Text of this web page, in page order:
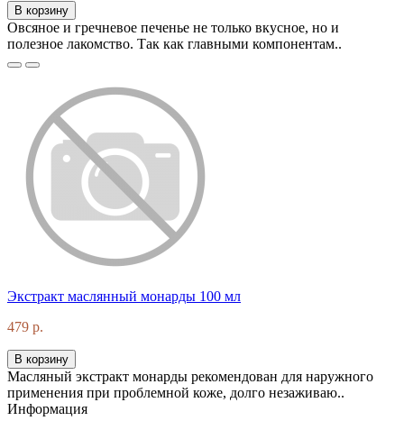
В корзину
Овсяное и гречневое печенье не только вкусное, но и
полезное лакомство. Так как главными компонентам..
Экстракт маслянный монарды 100 мл
479 р.
В корзину
Масляный экстракт монарды рекомендован для наружного
применения при проблемной коже, долго незаживаю..
Информация